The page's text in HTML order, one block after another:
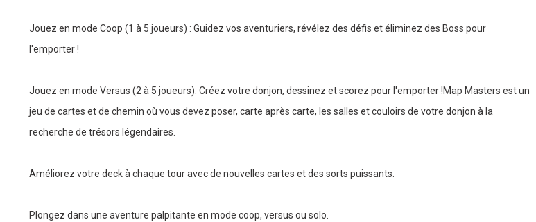
Jouez en mode Coop (1 à 5 joueurs) : Guidez vos aventuriers, révélez des défis et éliminez des Boss pour
l'emporter !
Jouez en mode Versus (2 à 5 joueurs): Créez votre donjon, dessinez et scorez pour l'emporter !Map Masters est un
jeu de cartes et de chemin où vous devez poser, carte après carte, les salles et couloirs de votre donjon à la
recherche de trésors légendaires.
Améliorez votre deck à chaque tour avec de nouvelles cartes et des sorts puissants.
Plongez dans une aventure palpitante en mode coop, versus ou solo.